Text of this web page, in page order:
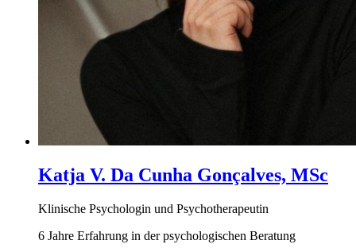
Katja V. Da Cunha Gonçalves, MSc
Klinische Psychologin und Psychotherapeutin
6 Jahre Erfahrung in der psychologischen Beratung